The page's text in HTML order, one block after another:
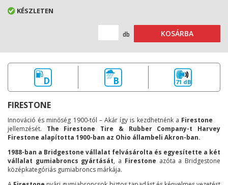
KÉSZLETEN
db KOSÁRBA
D B 71 dB
FIRESTONE
Innováció és minőség 1900-tól – Akár így is kezdhetnénk a Firestone
jellemzését. The Firestone Tire & Rubber Company-t Harvey
Firestone alapította 1900-ban az Ohio állambeli Akron-ban.
1988-ban a Bridgestone vállalat felvásárolta és egyesítette a két
vállalat gumiabroncs gyártását, a Firestone azóta a Bridgestone
középkategóriás gumiabroncs márkája.